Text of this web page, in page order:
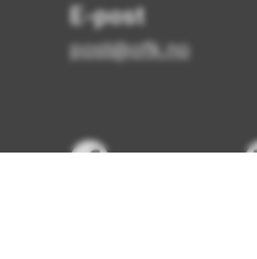
E-post
post@ofk.no
Facebook